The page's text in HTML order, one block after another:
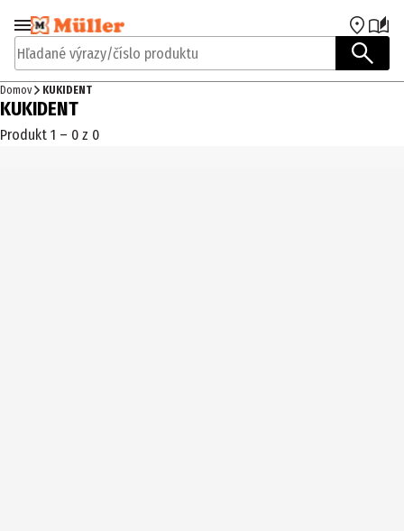
Prejsť na navigáciu
Prejsť na hlavný obsah
Hľadané výrazy/číslo produktu
Domov KUKIDENT
KUKIDENT
Produkt 1 – 0 z 0